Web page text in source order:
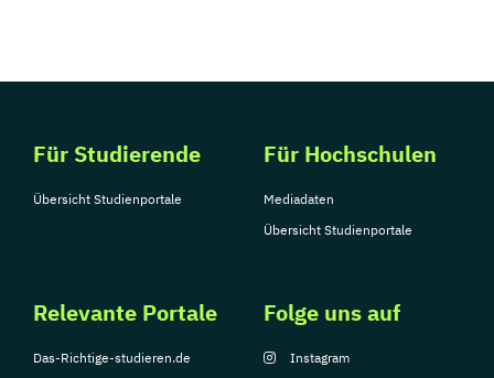
Für Studierende
Übersicht Studienportale
Für Hochschulen
Mediadaten
Übersicht Studienportale
Relevante Portale
Das-Richtige-studieren.de
Folge uns auf
Instagram